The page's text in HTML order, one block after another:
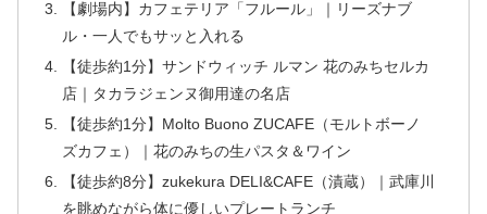
【劇場内】カフェテリア「フルール」｜リーズナブ
ル・一人でもサッと入れる
【徒歩約1分】サンドウィッチ ルマン 花のみちセルカ
店｜タカラジェンヌ御用達の名店
【徒歩約1分】Molto Buono ZUCAFE（モルトボーノ
ズカフェ）｜花のみちの生パスタ＆ワイン
【徒歩約8分】zukekura DELI&CAFE（漬蔵）｜武庫川
を眺めながら体に優しいプレートランチ